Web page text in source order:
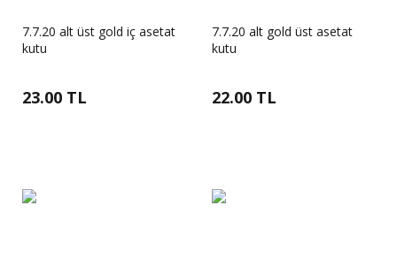
7.7.20 alt üst gold iç asetat
kutu
23.00 TL
7.7.20 alt gold üst asetat
kutu
22.00 TL